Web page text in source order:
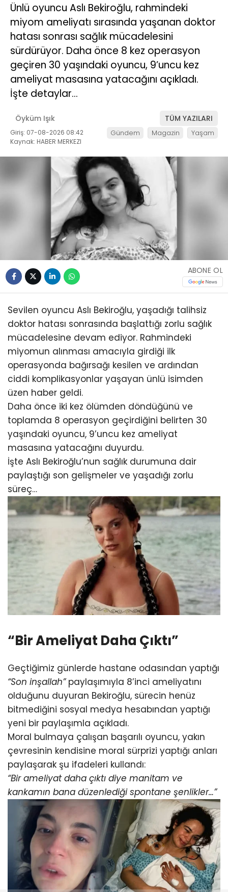
Ünlü oyuncu Aslı Bekiroğlu, rahmindeki
miyom ameliyatı sırasında yaşanan doktor
hatası sonrası sağlık mücadelesini
sürdürüyor. Daha önce 8 kez operasyon
geçiren 30 yaşındaki oyuncu, 9’uncu kez
ameliyat masasına yatacağını açıkladı.
İşte detaylar…
Öyküm Işık TÜM YAZILARI
Giriş: 07-08-2026 08:42
Kaynak: HABER MERKEZI
Gündem Magazin Yaşam
ABONE OL
Sevilen oyuncu Aslı Bekiroğlu, yaşadığı talihsiz
doktor hatası sonrasında başlattığı zorlu sağlık
mücadelesine devam ediyor. Rahmindeki
miyomun alınması amacıyla girdiği ilk
operasyonda bağırsağı kesilen ve ardından
ciddi komplikasyonlar yaşayan ünlü isimden
üzen haber geldi.
Daha önce iki kez ölümden döndüğünü ve
toplamda 8 operasyon geçirdiğini belirten 30
yaşındaki oyuncu, 9’uncu kez ameliyat
masasına yatacağını duyurdu.
İşte Aslı Bekiroğlu’nun sağlık durumuna dair
paylaştığı son gelişmeler ve yaşadığı zorlu
süreç…
“Bir Ameliyat Daha Çıktı”
Geçtiğimiz günlerde hastane odasından yaptığı
“Son inşallah”paylaşımıyla 8’inci ameliyatını
olduğunu duyuran Bekiroğlu, sürecin henüz
bitmediğini sosyal medya hesabından yaptığı
yeni bir paylaşımla açıkladı.
Moral bulmaya çalışan başarılı oyuncu, yakın
çevresinin kendisine moral sürprizi yaptığı anları
paylaşarak şu ifadeleri kullandı:
“Bir ameliyat daha çıktı diye manitam ve
kankamın bana düzenlediği spontane şenlikler…”